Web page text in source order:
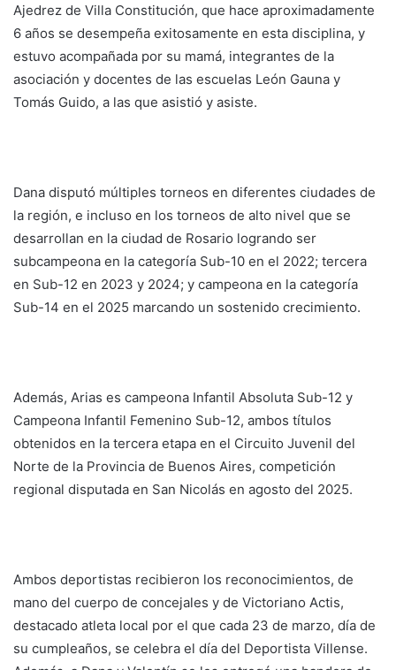
Ajedrez de Villa Constitución, que hace aproximadamente
6 años se desempeña exitosamente en esta disciplina, y
estuvo acompañada por su mamá, integrantes de la
asociación y docentes de las escuelas León Gauna y
Tomás Guido, a las que asistió y asiste.
Dana disputó múltiples torneos en diferentes ciudades de
la región, e incluso en los torneos de alto nivel que se
desarrollan en la ciudad de Rosario logrando ser
subcampeona en la categoría Sub-10 en el 2022; tercera
en Sub-12 en 2023 y 2024; y campeona en la categoría
Sub-14 en el 2025 marcando un sostenido crecimiento.
Además, Arias es campeona Infantil Absoluta Sub-12 y
Campeona Infantil Femenino Sub-12, ambos títulos
obtenidos en la tercera etapa en el Circuito Juvenil del
Norte de la Provincia de Buenos Aires, competición
regional disputada en San Nicolás en agosto del 2025.
Ambos deportistas recibieron los reconocimientos, de
mano del cuerpo de concejales y de Victoriano Actis,
destacado atleta local por el que cada 23 de marzo, día de
su cumpleaños, se celebra el día del Deportista Villense.